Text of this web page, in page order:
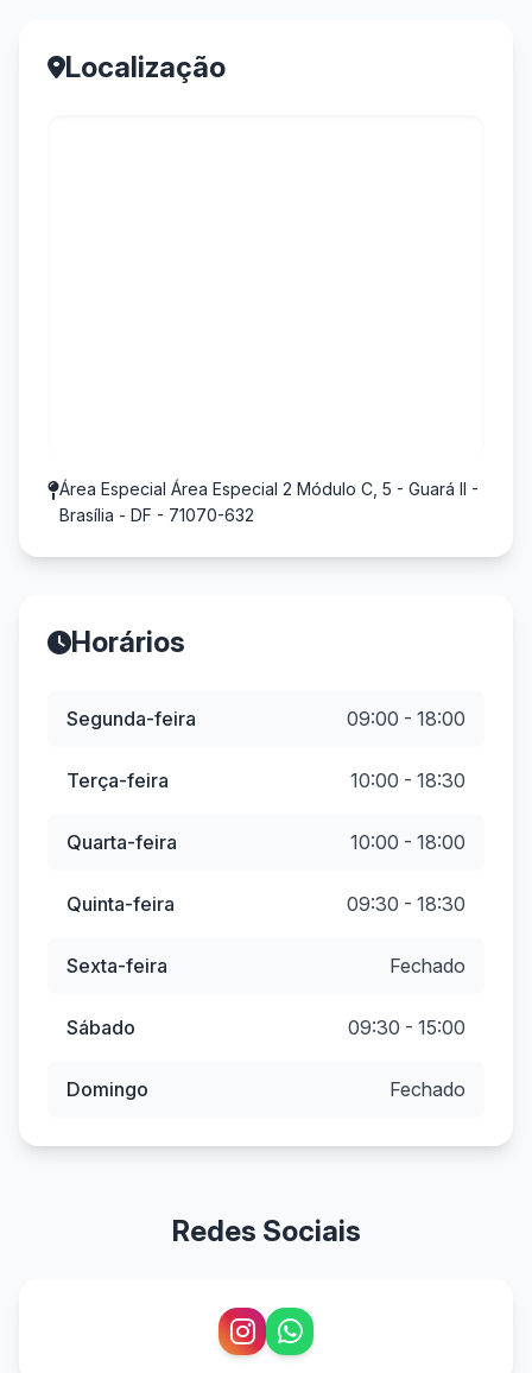
Localização
Área Especial Área Especial 2 Módulo C, 5 - Guará II -
Brasília - DF - 71070-632
Horários
Segunda-feira 09:00 - 18:00
Terça-feira 10:00 - 18:30
Quarta-feira 10:00 - 18:00
Quinta-feira 09:30 - 18:30
Sexta-feira Fechado
Sábado 09:30 - 15:00
Domingo Fechado
Redes Sociais